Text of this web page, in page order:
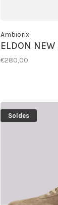
Ambiorix
ELDON
€280,00
Soldes